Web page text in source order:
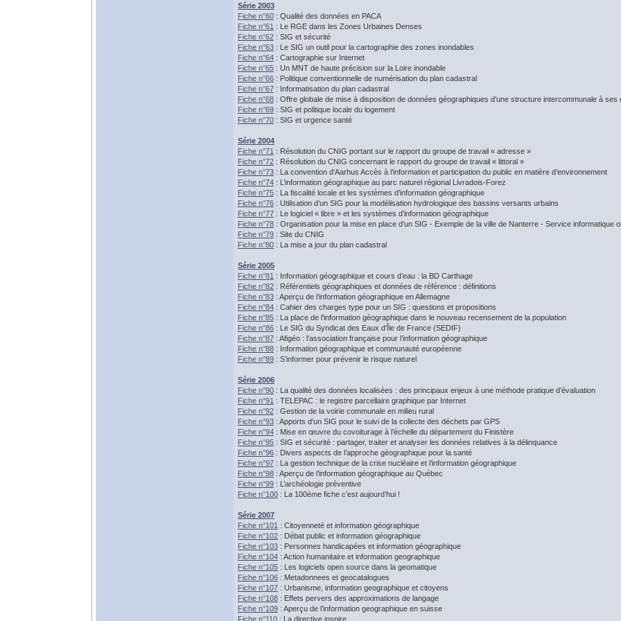
Série 2003
Fiche n°60 : Qualité des données en PACA
Fiche n°61 : Le RGE dans les Zones Urbaines Denses
Fiche n°62 : SIG et sécurité
Fiche n°63 : Le SIG un outil pour la cartographie des zones inondables
Fiche n°64 : Cartographie sur Internet
Fiche n°65 : Un MNT de haute précision sur la Loire inondable
Fiche n°66 : Politique conventionnelle de numérisation du plan cadastral
Fiche n°67 : Informatisation du plan cadastral
Fiche n°68 : Offre globale de mise à disposition de données géographiques d’une structure intercommunale à
Fiche n°69 : SIG et politique locale du logement
Fiche n°70 : SIG et urgence santé
Série 2004
Fiche n°71 : Résolution du CNIG portant sur le rapport du groupe de travail « adresse »
Fiche n°72 : Résolution du CNIG concernant le rapport du groupe de travail « littoral »
Fiche n°73 : La convention d’Aarhus Accès à l’information et participation du public en matière d’environnement
Fiche n°74 : L’information géographique au parc naturel régional Livradois-Forez
Fiche n°75 : La fiscalité locale et les systèmes d’information géographique
Fiche n°76 : Utilisation d’un SIG pour la modélisation hydrologique des bassins versants urbains
Fiche n°77 : Le logiciel « libre » et les systèmes d’information géographique
Fiche n°78 : Organisation pour la mise en place d’un SIG - Exemple de la ville de Nanterre - Service informatique
Fiche n°79 : Site du CNIG
Fiche n°80 : La mise a jour du plan cadastral
Série 2005
Fiche n°81 : Information géographique et cours d’eau : la BD Carthage
Fiche n°82 : Référentiels géographiques et données de référence : définitions
Fiche n°83 : Aperçu de l’information géographique en Allemagne
Fiche n°84 : Cahier des charges type pour un SIG : questions et propositions
Fiche n°85 : La place de l’information géographique dans le nouveau recensement de la population
Fiche n°86 : Le SIG du Syndicat des Eaux d’Île de France (SEDIF)
Fiche n°87 : Afigéo : l’association française pour l’information géographique
Fiche n°88 : Information géographique et communauté européenne
Fiche n°89 : S’informer pour prévenir le risque naturel
Série 2006
Fiche n°90 : La qualité des données localisées : des principaux enjeux à une méthode pratique d’évaluation
Fiche n°91 : TELEPAC : le registre parcellaire graphique par Internet
Fiche n°92 : Gestion de la voirie communale en milieu rural
Fiche n°93 : Apports d’un SIG pour le suivi de la collecte des déchets par GPS
Fiche n°94 : Mise en œuvre du covoiturage à l’échelle du département du Finistère
Fiche n°95 : SIG et sécurité : partager, traiter et analyser les données relatives à la délinquance
Fiche n°96 : Divers aspects de l’approche géographique pour la santé
Fiche n°97 : La gestion technique de la crise nucléaire et l’information géographique
Fiche n°98 : Aperçu de l’information géographique au Québec
Fiche n°99 : L’archéologie préventive
Fiche n°100 : La 100ème fiche c’est aujourd’hui !
Série 2007
Fiche n°101 : Citoyenneté et information géographique
Fiche n°102 : Débat public et information géographique
Fiche n°103 : Personnes handicapées et information géographique
Fiche n°104 : Action humanitaire et information geographique
Fiche n°105 : Les logiciels open source dans la geomatique
Fiche n°106 : Metadonnees et geocatalogues
Fiche n°107 : Urbanisme, information geographique et citoyens
Fiche n°108 : Effets pervers des approximations de langage
Fiche n°109 : Aperçu de l’information geographique en suisse
Fiche n°110 : La directive inspire